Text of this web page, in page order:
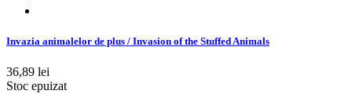
Invazia animalelor de plus / Invasion of the Stuffed Animals
36,89 lei
Stoc epuizat